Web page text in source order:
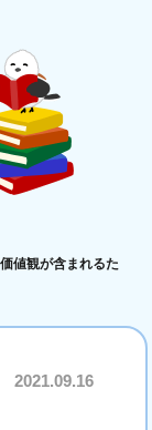
値観が含まれるた
2021.09.16